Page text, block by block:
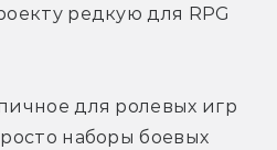
редкую для RPG
для ролевых игр
наборы боевых